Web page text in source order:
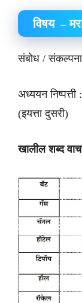
विषय –
संबोध /
अध्ययन
(इयत्ता दुसरी)
खालील शब्द